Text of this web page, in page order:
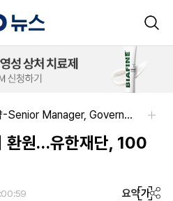
디칼-도매약사님을 모십니다.
(유)한국비엠에스제약-Senior Manager, Government Affairs & External Liaison (Permanent)
환원…유한재단, 100
요약가